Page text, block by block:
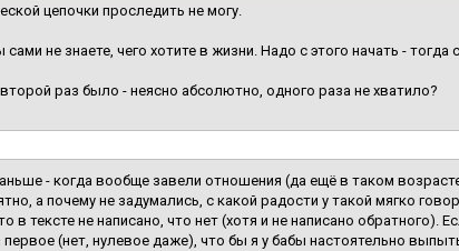
цепочки проследить не могу.
не знаете, чего хотите в жизни. Надо с этого начать - тогда
раз было - неясно абсолютно, одного раза не хватило?
- когда вообще завели отношения (да ещё в таком
а почему не задумались, с какой радости у такой мягко
в тексте не написано, что нет (хотя и не написано обратного).
(нет, нулевое даже), что бы я у бабы настоятельно